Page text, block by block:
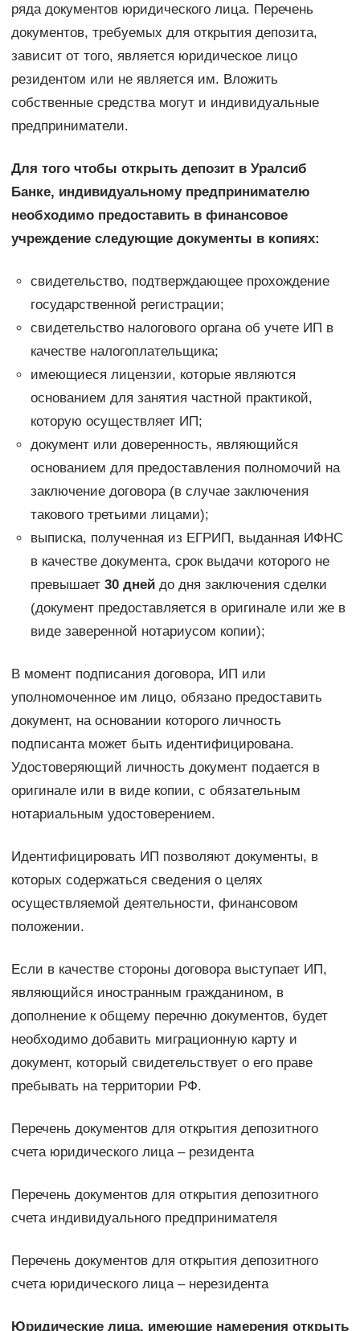
ряда документов юридического лица. Перечень
документов, требуемых для открытия депозита,
зависит от того, является юридическое лицо
резидентом или не является им. Вложить
собственные средства могут и индивидуальные
предприниматели.
Для того чтобы открыть депозит в Уралсиб
Банке, индивидуальному предпринимателю
необходимо предоставить в финансовое
учреждение следующие документы в копиях:
свидетельство, подтверждающее прохождение
государственной регистрации;
свидетельство налогового органа об учете ИП в
качестве налогоплательщика;
имеющиеся лицензии, которые являются
основанием для занятия частной практикой,
которую осуществляет ИП;
документ или доверенность, являющийся
основанием для предоставления полномочий на
заключение договора (в случае заключения
такового третьими лицами);
выписка, полученная из ЕГРИП, выданная ИФНС
в качестве документа, срок выдачи которого не
превышает 30 днейдо дня заключения сделки
(документ предоставляется в оригинале или же в
виде заверенной нотариусом копии);
В момент подписания договора, ИП или
уполномоченное им лицо, обязано предоставить
документ, на основании которого личность
подписанта может быть идентифицирована.
Удостоверяющий личность документ подается в
оригинале или в виде копии, с обязательным
нотариальным удостоверением.
Идентифицировать ИП позволяют документы, в
которых содержаться сведения о целях
осуществляемой деятельности, финансовом
положении.
Если в качестве стороны договора выступает ИП,
являющийся иностранным гражданином, в
дополнение к общему перечню документов, будет
необходимо добавить миграционную карту и
документ, который свидетельствует о его праве
пребывать на территории РФ.
Перечень документов для открытия депозитного
счета юридического лица – резидента
Перечень документов для открытия депозитного
счета индивидуального предпринимателя
Перечень документов для открытия депозитного
счета юридического лица – нерезидента
Юридические лица, имеющие намерения открыть